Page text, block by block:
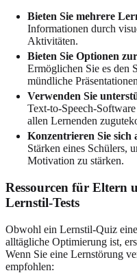
Bieten Sie mehrere
Informationen durch
Aktivitäten.
Bieten Sie Optionen
Ermöglichen Sie es den
mündliche
Verwenden Sie
Text-to-Speech-
allen Lernenden
Konzentrieren Sie sich
Stärken eines Schülers,
Motivation zu stärken.
Ressourcen für Eltern
Lernstil-Tests
Obwohl ein Lernstil-Quiz
alltägliche Optimierung ist,
Wenn Sie eine Lernstörung
empfohlen: